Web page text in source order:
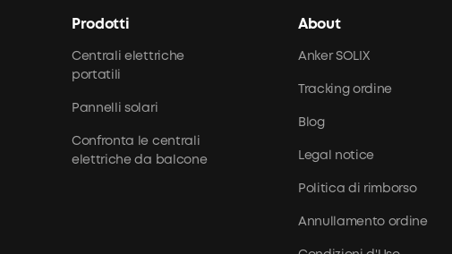
Prodotti
Centrali elettriche
portatili
Pannelli solari
Confronta le centrali
elettriche da balcone
About
Anker SOLIX
Tracking ordine
Blog
Legal notice
Politica di rimborso
Annullamento ordine